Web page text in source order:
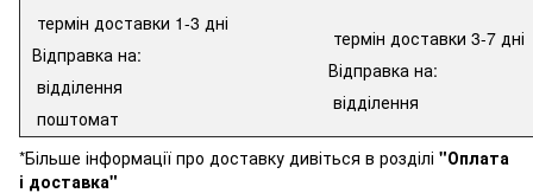
термін доставки 1-3 дні
Відправка на:
відділення
поштомат
термін доставки 3-7 дні
Відправка на:
відділення
*Більше інформації про доставку дивіться в розділі "Оплата
і доставка"